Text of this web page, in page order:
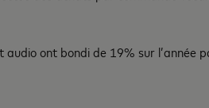
ont bondi de 19% sur l’année